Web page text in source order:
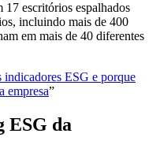
escritórios espalhados
incluindo mais de 400
em mais de 40 diferentes
indicadores ESG e porque
empresa”
ESG da